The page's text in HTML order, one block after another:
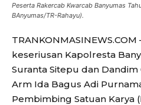
Peserta Rakercab Kwarcab Banyumas
BAnyumas/TR-Rahayu).
keseriusan Kapolresta
Suranta Sitepu dan
Arm Ida Bagus Adi
Pembimbing Satuan Karya